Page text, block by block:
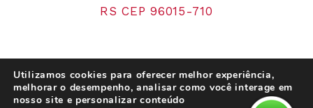
RS CEP 96015-710
Utilizamos cookies para oferecer melhor experiência,
melhorar o desempenho, analisar como você interage em
nosso site e personalizar conteúdo